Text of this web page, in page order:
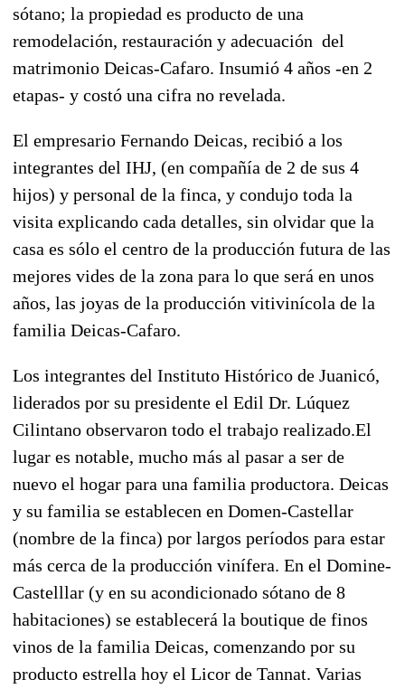
sótano; la propiedad es producto de una
remodelación, restauración y adecuación del
matrimonio Deicas-Cafaro. Insumió 4 años -en 2
etapas- y costó una cifra no revelada.
El empresario Fernando Deicas, recibió a los
integrantes del IHJ, (en compañía de 2 de sus 4
hijos) y personal de la finca, y condujo toda la
visita explicando cada detalles, sin olvidar que la
casa es sólo el centro de la producción futura de las
mejores vides de la zona para lo que será en unos
años, las joyas de la producción vitivinícola de la
familia Deicas-Cafaro.
Los integrantes del Instituto Histórico de Juanicó,
liderados por su presidente el Edil Dr. Lúquez
Cilintano observaron todo el trabajo realizado.El
lugar es notable, mucho más al pasar a ser de
nuevo el hogar para una familia productora. Deicas
y su familia se establecen en Domen-Castellar
(nombre de la finca) por largos períodos para estar
más cerca de la producción vinífera. En el Domine-
Castelllar (y en su acondicionado sótano de 8
habitaciones) se establecerá la boutique de finos
vinos de la familia Deicas, comenzando por su
producto estrella hoy el Licor de Tannat. Varias